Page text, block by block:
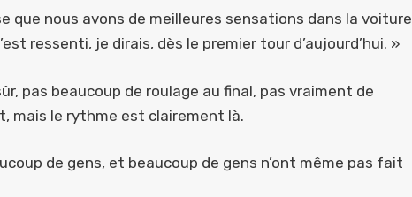
que nous avons de meilleures sensations dans la voiture
ressenti, je dirais, dès le premier tour d’aujourd’hui. »
pas beaucoup de roulage au final, pas vraiment de
mais le rythme est clairement là.
de gens, et beaucoup de gens n’ont même pas fait